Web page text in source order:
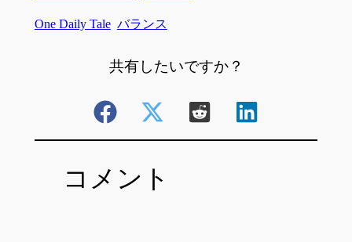
One Daily Tale バランス
共有したいですか？
コメント